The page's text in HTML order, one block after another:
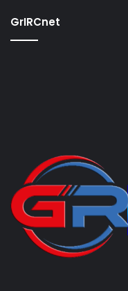
GrIRCnet